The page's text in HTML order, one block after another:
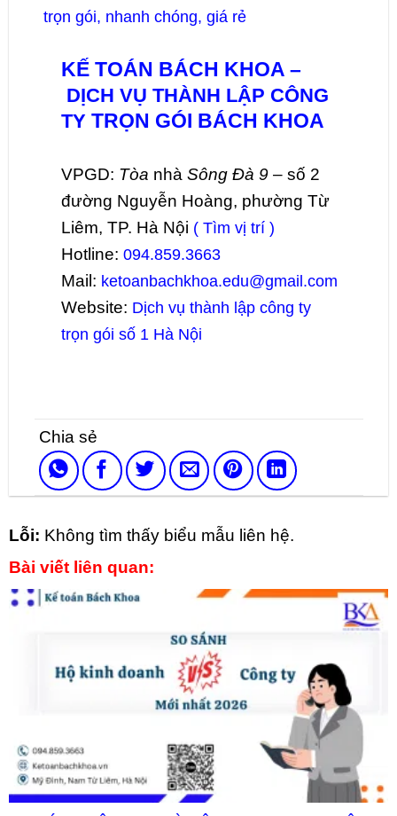
trọn gói, nhanh chóng, giá rẻ
KẾ TOÁN BÁCH KHOA –
DỊCH VỤ THÀNH LẬP CÔNG
TY TRỌN GÓI BÁCH KHOA
VPGD: Tòa nhà Sông Đà 9– số 2
đường Nguyễn Hoàng, phường Từ
Liêm, TP. Hà Nội ( Tìm vị trí )
Hotline: 094.859.3663
Mail: ketoanbachkhoa.edu@gmail.com
Website: Dịch vụ thành lập công ty
trọn gói số 1 Hà Nội
Lỗi: Không tìm thấy biểu mẫu liên hệ.
Bài viết liên quan: